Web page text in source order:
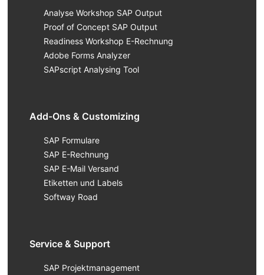
Analyse Workshop SAP Output
Proof of Concept SAP Output
Readiness Workshop E-Rechnung
Adobe Forms Analyzer
SAPscript Analysing Tool
Add-Ons & Customizing
SAP Formulare
SAP E-Rechnung
SAP E-Mail Versand
Etiketten und Labels
Softway Road
Service & Support
SAP Projektmanagement